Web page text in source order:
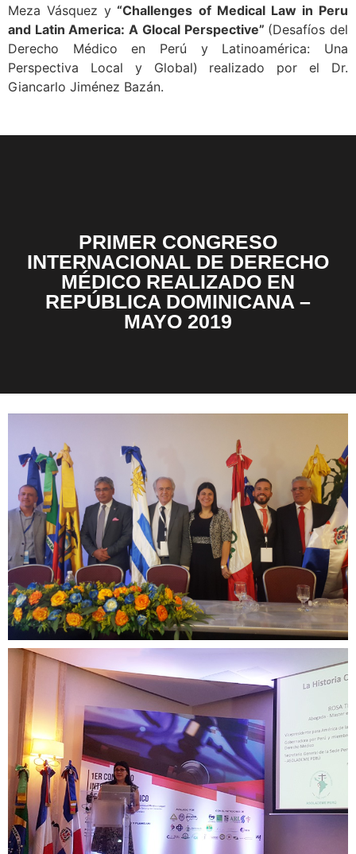
Meza Vásquez y “Challenges of Medical Law in Peru
and Latin America: A Glocal Perspective” (Desafíos del
Derecho Médico en Perú y Latinoamérica: Una
Perspectiva Local y Global) realizado por el Dr.
Giancarlo Jiménez Bazán.
PRIMER CONGRESO
INTERNACIONAL DE DERECHO
MÉDICO REALIZADO EN
REPÚBLICA DOMINICANA –
MAYO 2019